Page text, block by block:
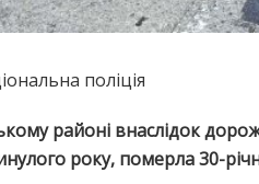
поліція
районі внаслідок
року, померла 30-